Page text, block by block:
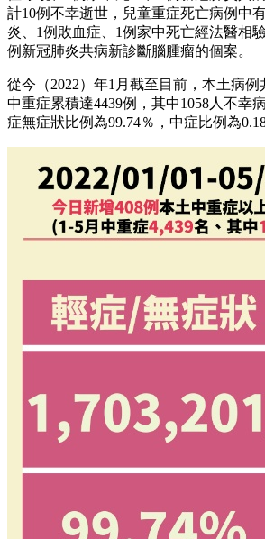
計10例不幸逝世，兒童重症死亡病例中
炎、1例敗血症、1例家中死亡經法醫相
例新冠肺炎共病新診斷腦腫瘤的個案。
從今（2022）年1月截至目前，本土病例
中重症累積達4439例，其中1058人不幸
症無症狀比例為99.74％，中症比例為